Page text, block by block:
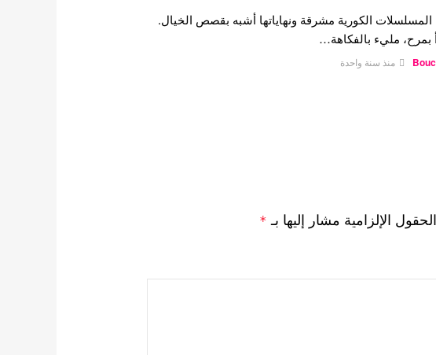
الكورية مشرقة ونهاياتها أشبه بقصص الخيال.
بمرح، مليء بالفكاهة…
منذ سنة واحدة
الحقول الإلزامية مشار إليها بـ *